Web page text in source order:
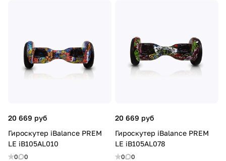
20 669 руб
Гироскутер iBalance PREM
LE iB105AL010
0 0
20 669 руб
Гироскутер iBalance PREM
LE iB105AL078
0 0